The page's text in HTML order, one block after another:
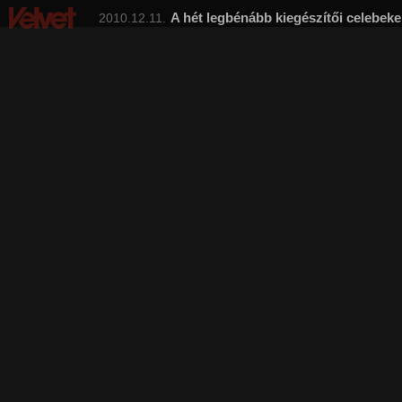
A hét legbénább kiegészítői
2010.12.11.